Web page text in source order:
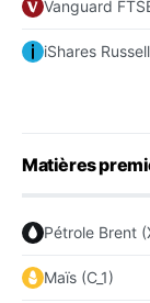
Vanguard
iShares
Matières
Pétrole Brent
Maïs (C_1)